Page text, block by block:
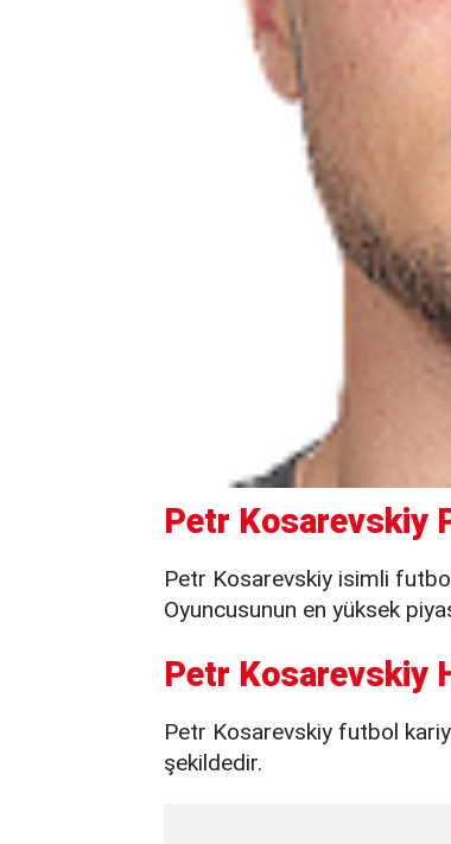
Petr Kosarevskiy
Petr Kosarevskiy isimli
Oyuncusunun en yüksek
Petr Kosarevskiy
Petr Kosarevskiy futbol
şekildedir.